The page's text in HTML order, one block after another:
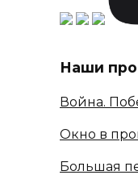
Наши
Война.
Окно в
Большая